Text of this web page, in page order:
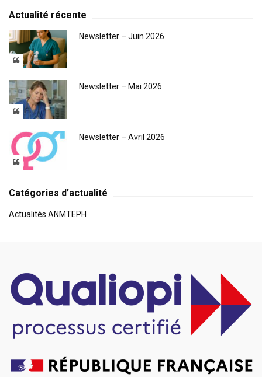
Actualité récente
Newsletter – Juin 2026
Newsletter – Mai 2026
Newsletter – Avril 2026
Catégories d’actualité
Actualités ANMTEPH